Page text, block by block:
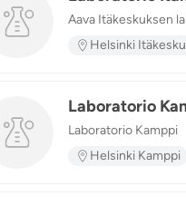
Aava Itäkeskuksen
Helsinki
Laboratorio
Laboratorio Kamppi
Helsinki Kamppi